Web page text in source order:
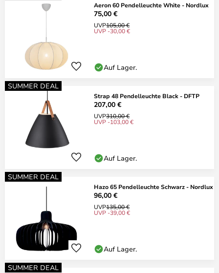
Aeron 60 Pendelleuchte White - Nordlux
75,00 €
UVP105,00 €
UVP -30,00 €
Auf Lager.
SUMMER DEAL
Strap 48 Pendelleuchte Black - DFTP
207,00 €
UVP310,00 €
UVP -103,00 €
Auf Lager.
SUMMER DEAL
Hazo 65 Pendelleuchte Schwarz - Nordlux
96,00 €
UVP135,00 €
UVP -39,00 €
Auf Lager.
SUMMER DEAL